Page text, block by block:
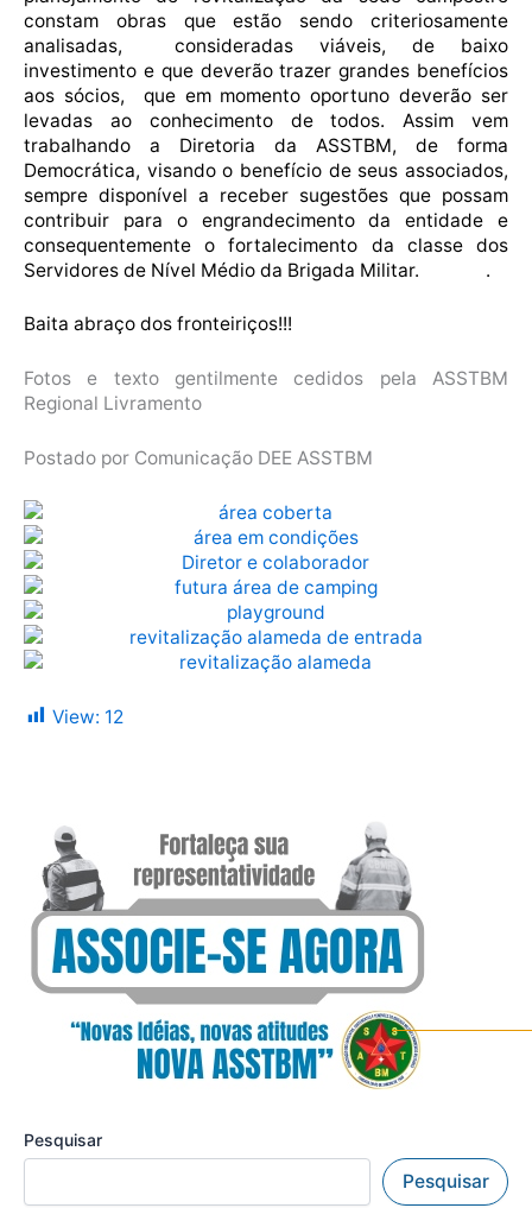
constam obras que estão sendo criteriosamente
analisadas, consideradas viáveis, de baixo
investimento e que deverão trazer grandes benefícios
aos sócios, que em momento oportuno deverão ser
levadas ao conhecimento de todos. Assim vem
trabalhando a Diretoria da ASSTBM, de forma
Democrática, visando o benefício de seus associados,
sempre disponível a receber sugestões que possam
contribuir para o engrandecimento da entidade e
consequentemente o fortalecimento da classe dos
Servidores de Nível Médio da Brigada Militar. .
Baita abraço dos fronteiriços!!!
Fotos e texto gentilmente cedidos pela ASSTBM
Regional Livramento
Postado por Comunicação DEE ASSTBM
View: 12
Pesquisar
Pesquisar